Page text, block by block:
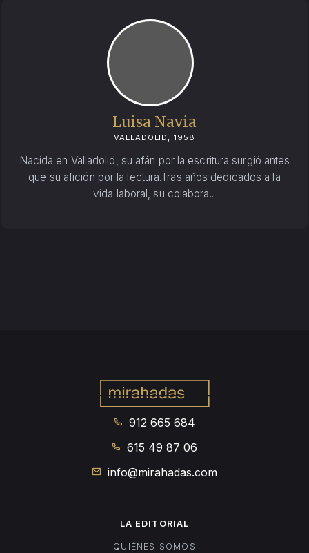
Luisa Navia
VALLADOLID, 1958
Nacida en Valladolid, su afán por la escritura surgió antes
que su afición por la lectura.Tras años dedicados a la
vida laboral, su colabora...
912 665 684
615 49 87 06
info@mirahadas.com
LA EDITORIAL
QUIÉNES SOMOS